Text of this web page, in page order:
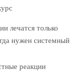
лечатся только
нужен системный
реакции